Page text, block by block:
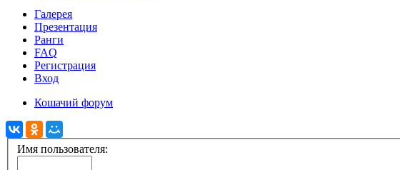
Галерея
Презентация
Ранги
FAQ
Регистрация
Вход
Кошачий форум
Имя пользователя: